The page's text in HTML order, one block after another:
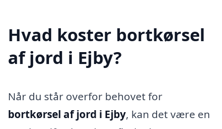
Hvad koster bortkørsel
af jord i Ejby?
Når du står overfor behovet for
bortkørsel af jord i Ejby, kan det være en